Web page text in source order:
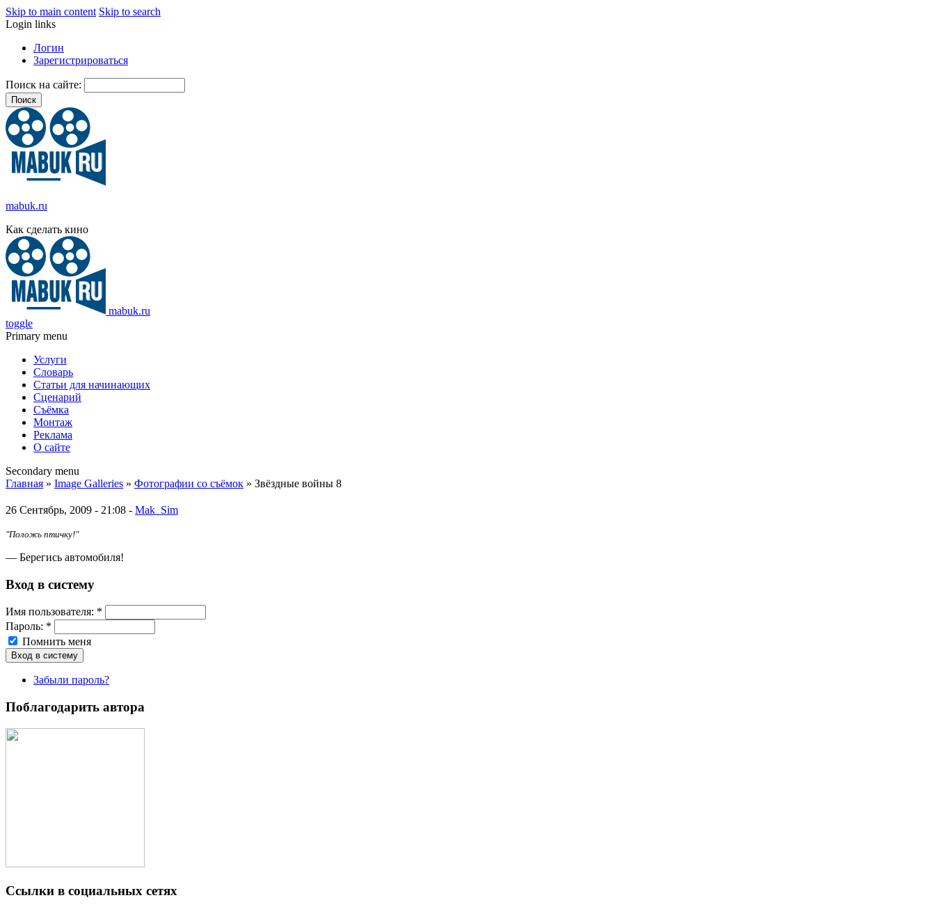
Skip to main content Skip to search
Login links
Логин
Зарегистрироваться
Поиск на сайте:
mabuk.ru
Как сделать кино
mabuk.ru
toggle
Primary menu
Услуги
Словарь
Статьи для начинающих
Сценарий
Съёмка
Монтаж
Реклама
О сайте
Secondary menu
Главная » Image Galleries » Фотографии со съёмок » Звёздные войны 8
26 Сентябрь, 2009 - 21:08 - Mak_Sim
"Положь птичку!"
— Берегись автомобиля!
Вход в систему
Имя пoльзовaтeля: *
Пароль: *
Помнить меня
Забыли пароль?
Поблагодарить автора
Ссылки в социальных сетях